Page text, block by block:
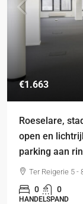
€1.663
Roeselare,
open en
parking aan
Ter Reigerie 5 -
0 0
HANDELSPAND